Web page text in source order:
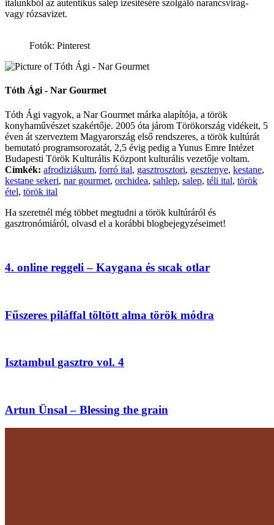
italunkból az autentikus salep ízesítésére szolgáló narancsvirág-
vagy rózsavizet.
Fotók: Pinterest
Tóth Ági - Nar Gourmet
Tóth Ági vagyok, a Nar Gourmet márka alapítója, a török
konyhaművészet szakértője. 2005 óta járom Törökország vidékeit, 5
éven át szerveztem Magyarország első rendszeres, a török kultúrát
bemutató programsorozatát, 2,5 évig pedig a Yunus Emre Intézet
Budapesti Török Kulturális Központ kulturális vezetője voltam.
Címkék: afrodiziákum, forró ital, gasztrosztori, gesztenye, kestane,
kestane sekeri, nar gourmet, orchidea, sahlep, salep, téli ital, török
étel, török ital
Ha szeretnél még többet megtudni a török kultúráról és
gasztronómiáról, olvasd el a korábbi blogbejegyzéseimet!
4. online reggeli – Kaygana és sıcak otlar
Fűszeres piláffal töltött alma török módra
Isztambul gasztro vol. 4
Artun Ünsal – Blessing the grain